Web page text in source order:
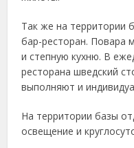
Так же на территории
бар-ресторан. Повара
и степную кухню. В
ресторана шведский
выполняют и
На территории базы
освещение и